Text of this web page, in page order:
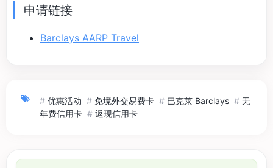
申请链接
Barclays AARP Travel
# 优惠活动 # 免境外交易费卡 # 巴克莱 Barclays # 无
年费信用卡 # 返现信用卡